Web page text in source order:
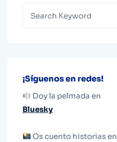
¡Síguenos en redes!
Doy la pelmada en
Bluesky
Os cuento historias en